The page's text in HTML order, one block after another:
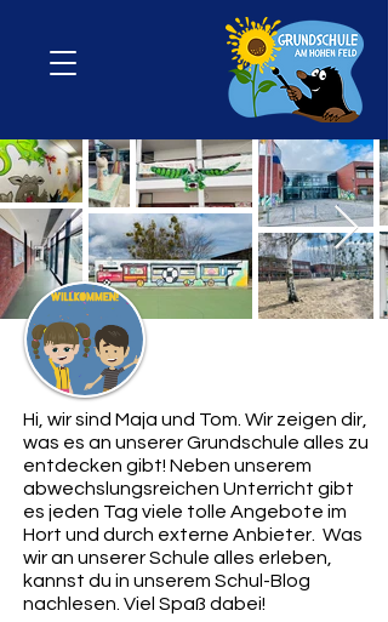
Hi, wir sind Maja und Tom. Wir zeigen dir,
was es an unserer Grundschule alles zu
entdecken gibt! Neben unserem
abwechslungsreichen Unterricht gibt
es jeden Tag viele tolle Angebote im
Hort und durch externe Anbieter. Was
wir an unserer Schule alles erleben,
kannst du in unserem Schul-Blog
nachlesen. Viel Spaß dabei!